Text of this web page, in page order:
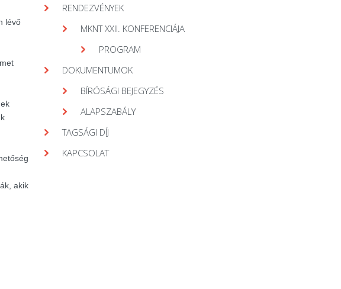
lévő
akik
RENDEZVÉNYEK
MKNT XXII. KONFERENCIÁJA
PROGRAM
DOKUMENTUMOK
BÍRÓSÁGI BEJEGYZÉS
ALAPSZABÁLY
TAGSÁGI DÍJ
KAPCSOLAT